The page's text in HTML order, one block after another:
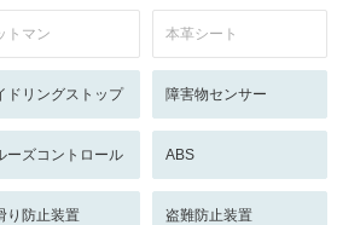
トマン 本革シート
ドリングストップ 障害物センサー
ーズコントロール ABS
り防止装置 盗難防止装置